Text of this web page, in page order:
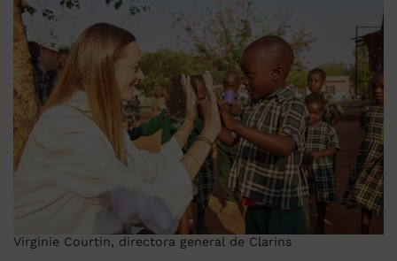
Virginie Courtin, directora general de Clarins